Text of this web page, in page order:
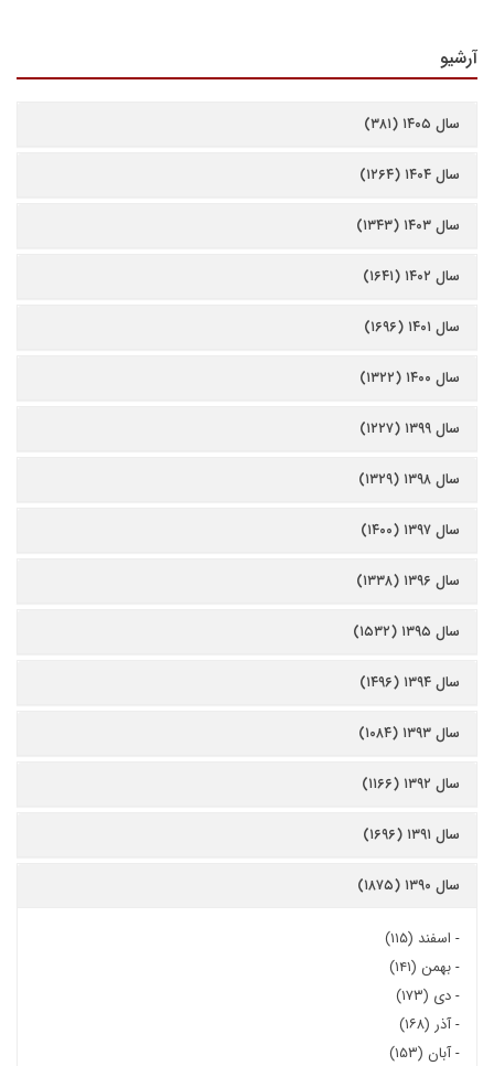
آرشیو
سال ۱۴۰۵ (۳۸۱)
سال ۱۴۰۴ (۱۲۶۴)
سال ۱۴۰۳ (۱۳۴۳)
سال ۱۴۰۲ (۱۶۴۱)
سال ۱۴۰۱ (۱۶۹۶)
سال ۱۴۰۰ (۱۳۲۲)
سال ۱۳۹۹ (۱۲۲۷)
سال ۱۳۹۸ (۱۳۲۹)
سال ۱۳۹۷ (۱۴۰۰)
سال ۱۳۹۶ (۱۳۳۸)
سال ۱۳۹۵ (۱۵۳۲)
سال ۱۳۹۴ (۱۴۹۶)
سال ۱۳۹۳ (۱۰۸۴)
سال ۱۳۹۲ (۱۱۶۶)
سال ۱۳۹۱ (۱۶۹۶)
سال ۱۳۹۰ (۱۸۷۵)
- اسفند (۱۱۵)
-بهمن (۱۴۱)
-دی (۱۷۳)
-آذر (۱۶۸)
-آبان (۱۵۳)